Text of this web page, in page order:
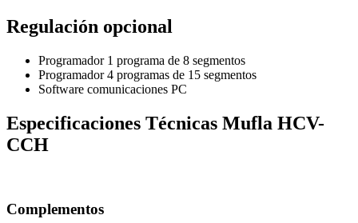
Regulación opcional
Programador 1 programa de 8 segmentos
Programador 4 programas de 15 segmentos
Software comunicaciones PC
Especificaciones Técnicas Mufla HCV-
CCH
Complementos